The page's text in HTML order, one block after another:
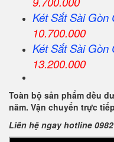
Két SắtSài Gòn
10.700.000
Két SắtSài Gòn
13.200.000
Toàn bộ sản phẩm đều
năm. Vận chuyển trực
Liên hệ ngay hotline